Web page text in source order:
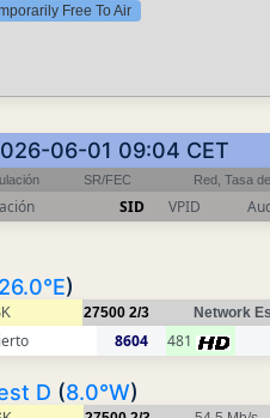
Free To Air
06-01 09:04 CET
SR/FEC Red, Tasa
SID VPID
26.0°E)
27500 2/3 Network
8604 481
D (8.0°W)